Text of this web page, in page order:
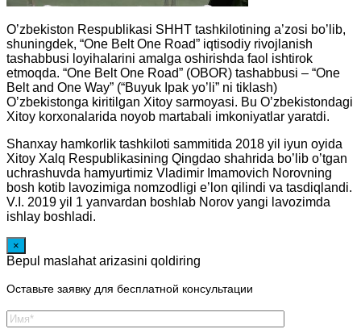
O’zbekiston Respublikasi SHHT tashkilotining a’zosi bo’lib,
shuningdek, “One Belt One Road” iqtisodiy rivojlanish
tashabbusi loyihalarini amalga oshirishda faol ishtirok
etmoqda. “One Belt One Road” (OBOR) tashabbusi – “One
Belt and One Way” (“Buyuk Ipak yo’li” ni tiklash)
O’zbekistonga kiritilgan Xitoy sarmoyasi. Bu O’zbekistondagi
Xitoy korxonalarida noyob martabali imkoniyatlar yaratdi.
Shanxay hamkorlik tashkiloti sammitida 2018 yil iyun oyida
Xitoy Xalq Respublikasining Qingdao shahrida bo’lib o’tgan
uchrashuvda hamyurtimiz Vladimir Imamovich Norovning
bosh kotib lavozimiga nomzodligi e’lon qilindi va tasdiqlandi.
V.I. 2019 yil 1 yanvardan boshlab Norov yangi lavozimda
ishlay boshladi.
×
Bepul maslahat arizasini qoldiring
Оставьте заявку для бесплатной консультации